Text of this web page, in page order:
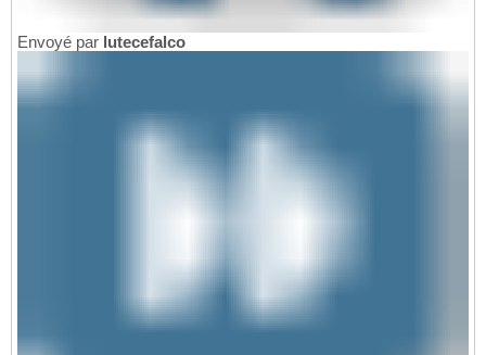
Envoyé par lutecefalco